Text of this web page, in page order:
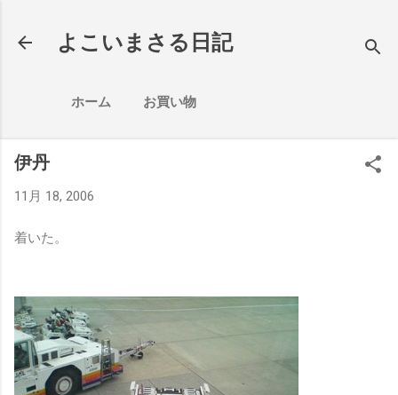
よこいまさる日記
ホーム お買い物
伊丹
11月 18, 2006
着いた。